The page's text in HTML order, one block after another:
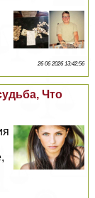
26 06 2026 13:42:56
Что